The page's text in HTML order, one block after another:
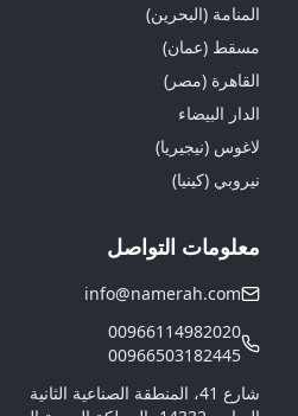
المنامة (البحرين)
مسقط (عمان)
القاهرة (مصر)
الدار البيضاء
لاغوس (نيجيريا)
نيروبي (كينيا)
معلومات التواصل
info@namerah.com
00966114982020
00966503182445
شارع 41، المنطقة الصناعية الثانية